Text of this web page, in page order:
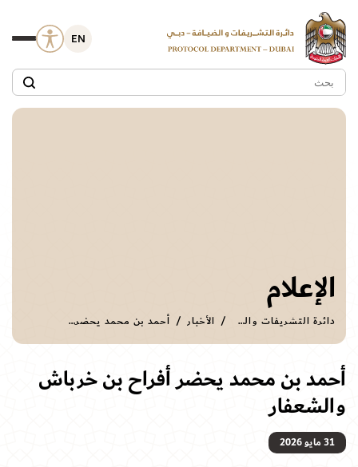
EN
الإعلام
دائرة التشريفات والضيافة الأخبار أحمد بن محمد يحضر أفراح بن خرباش والشعفار
أحمد بن محمد يحضر أفراح بن خرباش
والشعفار
31 مايو 2026